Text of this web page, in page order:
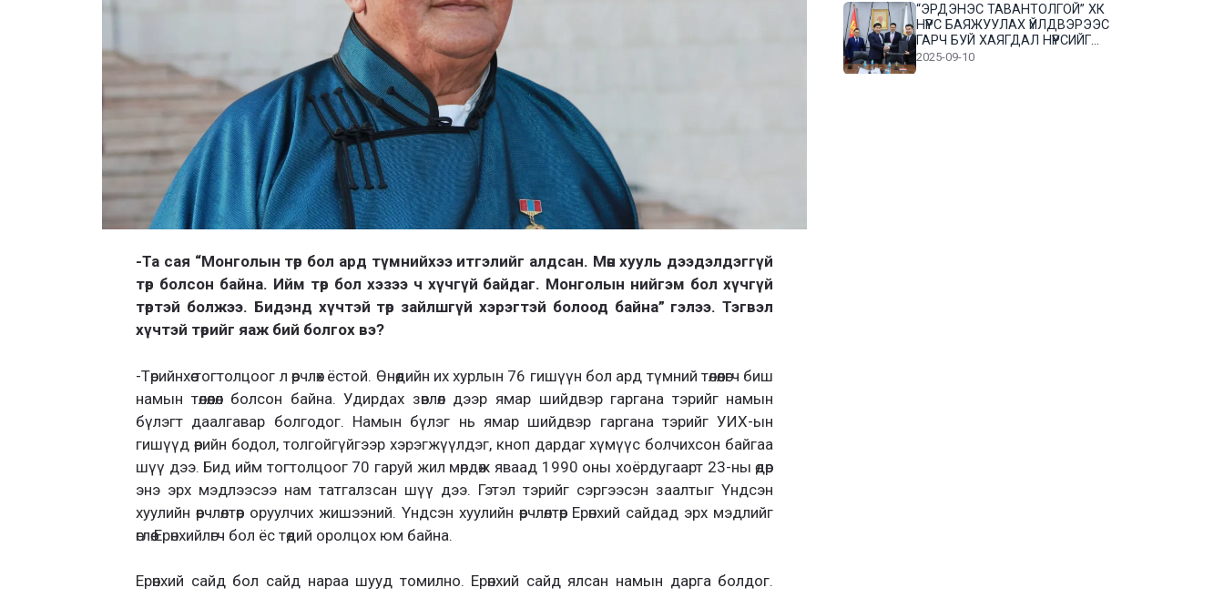
-Та сая “Монголын төр бол ард түмнийхээ итгэлийг алдсан. Мөн хууль дээдэлдэггүй
төр болсон байна. Ийм төр бол хэзээ ч хүчгүй байдаг. Монголын нийгэм бол хүчгүй
төртэй болжээ. Бидэнд хүчтэй төр зайлшгүй хэрэгтэй болоод байна” гэлээ.Тэгвэл
хүчтэй төрийг яаж бий болгох вэ?
-Төрийнхөө тогтолцоог л өөрчлөх ёстой. Өнөөдийн их хурлын 76 гишүүн бол ард түмний төлөөлөгч биш
намын төлөөлөл болсон байна.Удирдах зөвлөл дээр ямар шийдвэр гаргана тэрийг намын
бүлэгт даалгавар болгодог. Намын бүлэг нь ямар шийдвэр гаргана тэрийг УИХ-ын
гишүүд өөрийн бодол, толгойгүйгээр хэрэгжүүлдэг, кноп дардаг хүмүүс болчихсон байгаа
шүү дээ. Бид ийм тогтолцоог 70 гаруй жил мөрдөж яваад 1990 оны хоёрдугаарт 23-ны өдөр
энэ эрх мэдлээсээ нам татгалзсан шүү дээ. Гэтэл тэрийг сэргээсэн заалтыг Үндсэн
хуулийн өөрчлөлтөөр оруулчих жишээний. Үндсэн хуулийн өөрчлөлтөөр Ерөнхий сайдад эрх мэдлийг
өглөө.Ерөнхийлөгч бол ёс төдий оролцох юм байна.
Ерөнхий сайд бол сайд нараа шууд томилно. Ерөнхий сайд ялсан намын дарга болдог.
“ЭРДЭНЭС ТАВАНТОЛГОЙ” ХК
НҮҮРС БАЯЖУУЛАХ ҮЙЛДВЭРЭЭС
ГАРЧ БУЙ ХАЯГДАЛ НҮҮРСИЙГ
ДАХИН БОЛОВСРУУЛНА
2025-09-10